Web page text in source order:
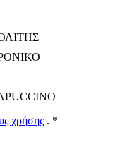
χρήσης . *